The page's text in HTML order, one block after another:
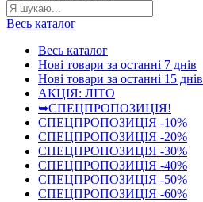
Весь каталог
Весь каталог
Нові товари за останнi 7 днiв
Нові товари за останнi 15 днiв
АКЦІЯ: ЛІТО
➥СПЕЦПРОПОЗИЦІЯ!
СПЕЦПРОПОЗИЦІЯ -10%
СПЕЦПРОПОЗИЦІЯ -20%
СПЕЦПРОПОЗИЦІЯ -30%
СПЕЦПРОПОЗИЦІЯ -40%
СПЕЦПРОПОЗИЦІЯ -50%
СПЕЦПРОПОЗИЦІЯ -60%